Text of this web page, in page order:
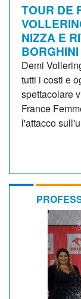
TOUR DE
NIZZA E
BORGHINI
Demi
tutti i costi e
spettacolare
France
l'attacco